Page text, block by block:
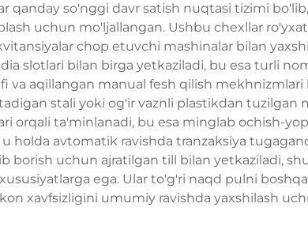
so'nggi davr satish nuqtasi tizimi
uchun mo'ljallangan. Ushbu chexllar
chop etuvchi mashinalar bilan
slotlari bilan birga yetkaziladi, bu esa turli
aqillangan manual fesh qilish
stali yoki og'ir vaznli plastikdan tuzilgan
orqali ta'minlanadi, bu esa minglab ochish-
holda avtomatik ravishda tranzaksiya
uchun ajratilgan till bilan yetkaziladi,
ega. Ular to'g'ri naqd pulni
xavfsizligini umumiy ravishda yaxshilash